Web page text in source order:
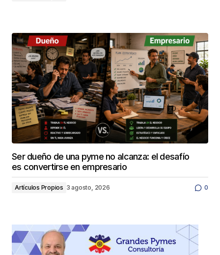
Ser dueño de una pyme no alcanza: el desafío
es convertirse en empresario
Artículos Propios 3 agosto, 2026 0